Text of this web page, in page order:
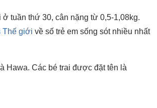
tuần thứ 30, cân nặng từ 0,5-1,08kg.
Thế giới về số trẻ em sống sót nhiều nhất
Hawa. Các bé trai được đặt tên là